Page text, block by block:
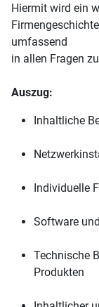
Hiermit wird ein
umfassend
in allen Fragen
Auszug:
Inhaltliche
Individuelle
Software
Technische
Produkten